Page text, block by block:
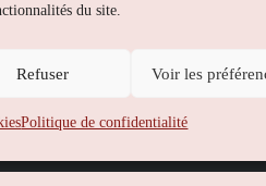
du site.
Refuser Voir les
Politique de confidentialité